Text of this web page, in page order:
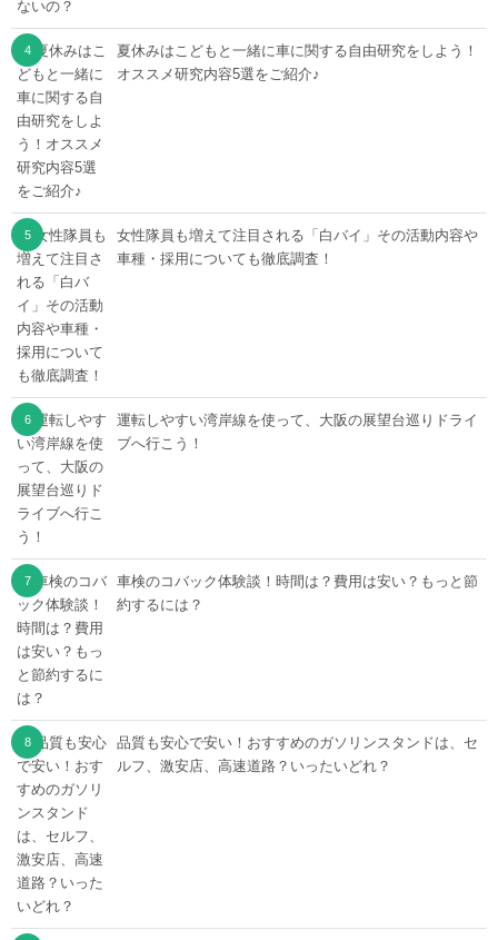
夏休みはこどもと一緒に車に関する自由研究をしよう！
オススメ研究内容5選をご紹介♪
女性隊員も増えて注目される「白バイ」その活動内容や
車種・採用についても徹底調査！
運転しやすい湾岸線を使って、大阪の展望台巡りドライ
ブへ行こう！
車検のコバック体験談！時間は？費用は安い？もっと節
約するには？
品質も安心で安い！おすすめのガソリンスタンドは、セ
ルフ、激安店、高速道路？いったいどれ？